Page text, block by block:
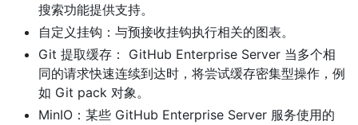
搜索功能提供支持。
自定义挂钩：与预接收挂钩执行相关的图表。
Git 提取缓存： GitHub Enterprise Server 当多个相
同的请求快速连续到达时，将尝试缓存密集型操作，例
如 Git pack 对象。
MinIO：某些 GitHub Enterprise Server 服务使用的